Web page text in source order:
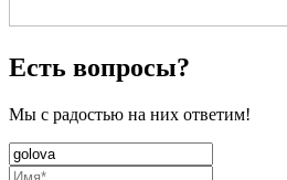
Есть вопросы?
Мы с радостью на них ответим!